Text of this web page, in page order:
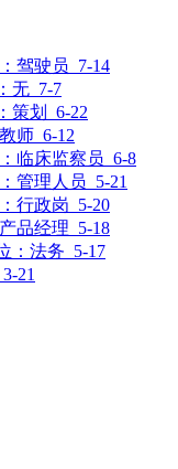
驾驶员 7-14
无 7-7
策划
6-22
教师 6-12
临床监察员 6-8
管理人员 5-21
行政岗 5-20
产品经理 5-18
： 法务 5-17
3-21